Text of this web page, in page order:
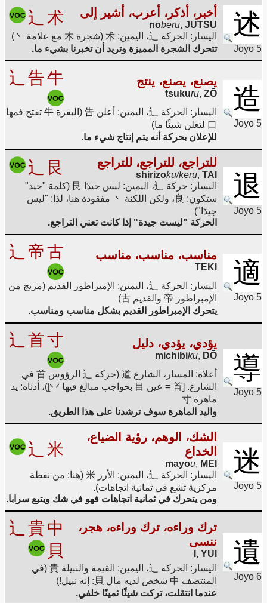
述
Joyo 5
أخبر، أذكر، أعرب، أشير إلى
noberu, JUTSU
辶 术
اليسار: الحركة 辶، اليمين: 术 (شجرة 木 مع علامة 丶)
تتحرك الشجرة المميزة وتريد أن تخبرنا بشيء ما.
造
Joyo 5
يصنع، يصنع، ينتج
tsukuru, ZŌ
辶 告牛
اليسار: الحركة 辶، اليمين: أعلن 告 (البقرة 牛 تفتح فمها
口 لتعلن شيئًا ما)
للإعلان بحركة أنه يتم إنتاج شيء ما.
退
Joyo 5
للتراجع، للتراجع، للتراجع
shirizoku/keru, TAI
辶 艮
اليسار: حركة 辶، اليمين: ليس جيدًا 艮 (كلمة "جيد"
ستكون: 良، ولكن اللكنة 丶 مفقودة هنا، لذا: "ليس
جيدًا")
الحركة "ليست جيدة" إذا كانت تعني التراجع.
適
Joyo 5
مناسب، مناسب، مناسب
TEKI
辶 帝古
اليسار: الحركة 辶، اليمين: الإمبراطور القديم (مزيج من
الإمبراطور 帝 والقديم 古)
يتحرك الإمبراطور القديم بشكل مناسب ومناسب.
導
Joyo 5
يؤدي، يؤدي، دليل
michibiku, DŌ
辶 首寸
أعلاه: المسار، الشارع 道 (حركة 辶 الرؤوس 首 في
الشارع. [首 = عين 目 بحواجب مبالغ فيها 丷])، أدناه: يد
ماهرة 寸
واليد الماهرة سوف ترشدنا على هذا الطريق.
迷
Joyo 5
الشك، الوهم، رؤية الضياع،
الخداع
mayou, MEI
辶 米
اليسار: الحركة 辶، اليمين: الأرز 米 (هنا: من نقطة
مركزية تشع في ثمانية اتجاهات).
ومن يتحرك في ثمانية اتجاهات فهو في شك ويتبع سرابا.
遺
Joyo 6
ترك وراءه، ترك وراءه، هجر،
ننسى
I, YUI
辶 貴中
貝
اليسار: الحركة 辶، اليمين: القيمة والنبيلة 貴 (في
المنتصف 中 شخص لديه مال 貝: إنه نبيل!)
عندما انتقلت، تركت شيئًا ثمينًا خلفي.